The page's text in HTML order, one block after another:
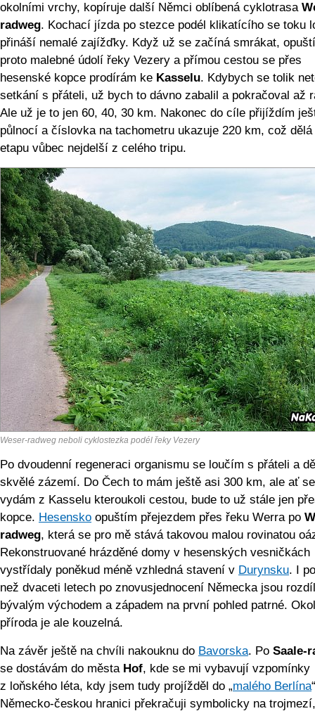
okolními vrchy, kopíruje další Němci oblíbená cyklotrasa
radweg. Kochací jízda po stezce podél klikatícího se toku
přináší nemalé zajížďky. Když už se začíná smrákat,
proto malebné údolí řeky Vezery a přímou cestou se přes
hesenské kopce prodírám ke Kasselu. Kdybych se tolik
setkání s přáteli, už bych to dávno zabalil a pokračoval až
Ale už je to jen 60, 40, 30 km. Nakonec do cíle přijíždím
půlnocí a číslovka na tachometru ukazuje 220 km, což
etapu vůbec nejdelší z celého tripu.
Weser-radweg neboli cyklostezka podél řeky Vezery
Po dvoudenní regeneraci organismu se loučím s přáteli a
skvělé zázemí. Do Čech to mám ještě asi 300 km, ale ať se
vydám z Kasselu kteroukoli cestou, bude to už stále jen
kopce. Hesensko opuštím přejezdem přes řeku Werra po
radweg, která se pro mě stává takovou malou rovinatou
Rekonstruované hrázděné domy v hesenských vesničkách
vystřídaly poněkud méně vzhledná stavení v Durynsku. I
než dvaceti letech po znovusjednocení Německa jsou
bývalým východem a západem na první pohled patrné.
příroda je ale kouzelná.
Na závěr ještě na chvíli nakouknu do Bavorska. Po Saale-
se dostávám do města Hof, kde se mi vybavují vzpomínky
z loňského léta, kdy jsem tudy projížděl do „malého Berlína
Německo-českou hranici překračuji symbolicky na